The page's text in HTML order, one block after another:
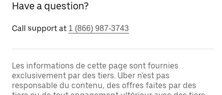
Have a question?
Call support at 1 (866) 987-3743
Les informations de cette page sont fournies
exclusivement par des tiers. Uber n'est pas
responsable du contenu, des offres faites par des